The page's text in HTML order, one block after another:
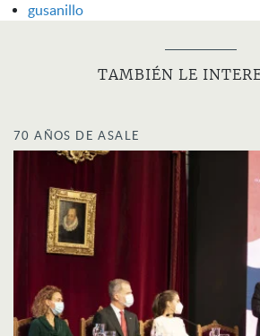
gusanillo
TAMBIÉN LE
70 AÑOS DE ASALE